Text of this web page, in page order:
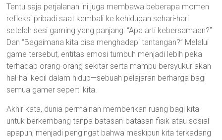
Tentu saja perjalanan ini juga membawa beberapa momen
refleksi pribadi saat kembali ke kehidupan sehari-hari
setelah sesi gaming yang panjang: “Apa arti kebersamaan?”
Dan “Bagaimana kita bisa menghadapi tantangan?” Melalui
game tersebut, entitas emosi tumbuh menjadi lebih peka
terhadap orang-orang sekitar serta mampu bersyukur akan
hal-hal kecil dalam hidup—sebuah pelajaran berharga bagi
semua gamer seperti kita.
Akhir kata, dunia permainan memberikan ruang bagi kita
untuk berkembang tanpa batasan-batasan fisik atau sosial
apapun; menjadi pengingat bahwa meskipun kita terkadang